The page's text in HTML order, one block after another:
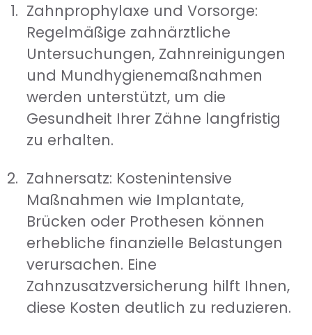
Zahnprophylaxe und Vorsorge:
Regelmäßige zahnärztliche
Untersuchungen, Zahnreinigungen
und Mundhygienemaßnahmen
werden unterstützt, um die
Gesundheit Ihrer Zähne langfristig
zu erhalten.
Zahnersatz: Kostenintensive
Maßnahmen wie Implantate,
Brücken oder Prothesen können
erhebliche finanzielle Belastungen
verursachen. Eine
Zahnzusatzversicherung hilft Ihnen,
diese Kosten deutlich zu reduzieren.